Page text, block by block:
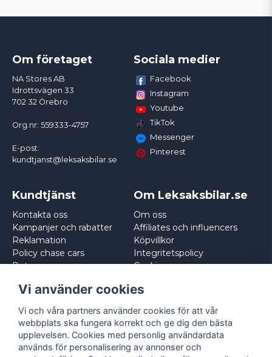
Om företaget
NA Stores AB
Idrottsvägen 33
702 32 Örebro
Org.nr: 559333-4757
E-post:
kundtjanst@leksaksbilar.se
Sociala medier
Facebook
Instagram
Youtube
TikTok
Messenger
Pinterest
Kundtjänst
Kontakta oss
Kampanjer och rabatter
Reklamation
Policy chase cars
Returnera
Om Leksaksbilar.se
Om oss
Affiliates och influencers
Köpvillkor
Integritetspolicy
Cookies
Vi använder cookies
Vi och våra partners använder cookies för att vår
webbplats ska fungera korrekt och ge dig den bästa
upplevelsen. Cookies med personlig användardata
används för personalisering av annonser och